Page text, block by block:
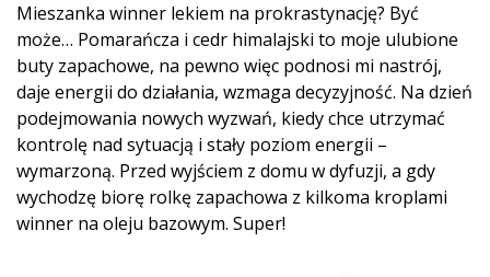
Mieszanka winner lekiem na prokrastynację? Być
może… Pomarańcza i cedr himalajski to moje ulubione
buty zapachowe, na pewno więc podnosi mi nastrój,
daje energii do działania, wzmaga decyzyjność. Na dzień
podejmowania nowych wyzwań, kiedy chce utrzymać
kontrolę nad sytuacją i stały poziom energii –
wymarzoną. Przed wyjściem z domu w dyfuzji, a gdy
wychodzę biorę rolkę zapachowa z kilkoma kroplami
winner na oleju bazowym. Super!